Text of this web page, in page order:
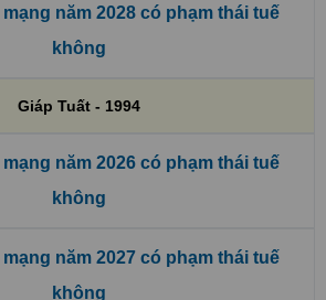
năm 2028 có phạm thái tuế
không
Giáp Tuất - 1994
năm 2026 có phạm thái tuế
không
năm 2027 có phạm thái tuế
không